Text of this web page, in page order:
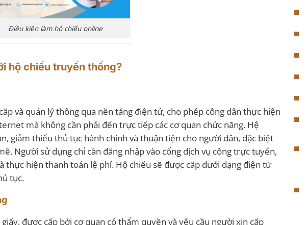
Điều kiện làm hộ chiếu online
hộ chiếu truyền thống?
và quản lý thông qua nền tảng điện tử, cho phép công dân thực hiện
mà không cần phải đến trực tiếp các cơ quan chức năng. Hệ
giảm thiểu thủ tục hành chính và thuận tiện cho người dân, đặc biệt
Người sử dụng chỉ cần đăng nhập vào cổng dịch vụ công trực tuyến,
thực hiện thanh toán lệ phí. Hộ chiếu sẽ được cấp dưới dạng điện tử
tục.
được cấp bởi cơ quan có thẩm quyền và yêu cầu người xin cấp